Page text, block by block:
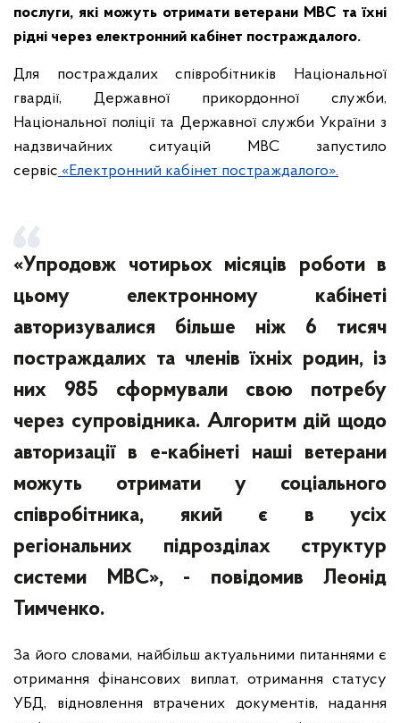
послуги, які можуть отримати ветерани МВС та їхні
рідні через електронний кабінет постраждалого.
Для постраждалих співробітників Національної
гвардії, Державної прикордонної служби,
Національної поліції та Державної служби України з
надзвичайних ситуацій МВС запустило
сервіс «Електронний кабінет постраждалого».
«Упродовж чотирьох місяців роботи в
цьому електронному кабінеті
авторизувалися більше ніж 6 тисяч
постраждалих та членів їхніх родин, із
них 985 сформували свою потребу
через супровідника. Алгоритм дій щодо
авторизації в е-кабінеті наші ветерани
можуть отримати у соціального
співробітника, який є в усіх
регіональних підрозділах структур
системи МВС», - повідомив Леонід
Тимченко.
За його словами, найбільш актуальними питаннями є
отримання фінансових виплат, отримання статусу
УБД, відновлення втрачених документів, надання